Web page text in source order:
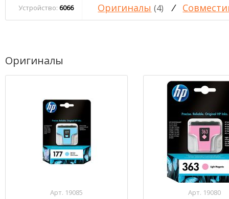
Устройство: 6066 Оригиналы (4) /
Оригиналы
Арт. 19085
Арт. 19080